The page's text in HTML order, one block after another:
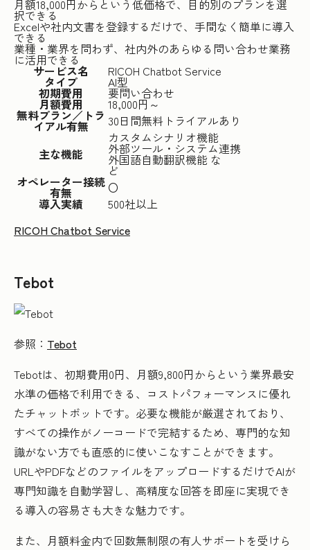
月額18,000円からという低価格で、目的別のプランを選
択できる
Excelや社内文書を登録するだけで、手間なく簡単に導入
できる
業種・業界を問わず、社内外のあらゆる問い合わせ業務
に活用できる
サービス名 RICOH Chatbot Service
タイプ AI型
初期費用 要問い合わせ
月額費用 18,000円～
無料プラン／トラ
イアル有無
30日間無料トライアルあり
主な機能
カスタムシナリオ機能
外部ツール・システム連携
外国語自動翻訳機能 な
ど
オペレーター接続
有無
〇
導入実績
500社以上
RICOH Chatbot Service
Tebot
参照： Tebot
Tebotは、初期費用0円、月額9,800円からという業界最安
水準の価格で利用できる、コストパフォーマンスに優れ
たチャットボットです。必要な機能が厳選されており、
すべての操作がノーコードで完結するため、専門的な知
識がない方でも直感的に使いこなすことができます。
URLやPDFなどのファイルをアップロードするだけでAIが
専門知識を自動学習し、高精度な回答を即座に実現でき
る導入の容易さも大きな魅力です。
また、月額料金内で回数無制限の有人サポートを受けら